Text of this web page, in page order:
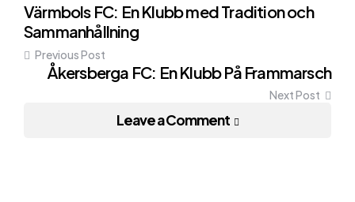
Post
navigation
Värmbols FC: En Klubb med Tradition och
Sammanhållning
Previous Post
Åkersberga FC: En Klubb På Frammarsch
Next Post
Leave a Comment